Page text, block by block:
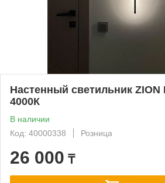
Настенный светильник ZION
4000К
В наличии
Код: 40000338
Розница
26 000 ₸